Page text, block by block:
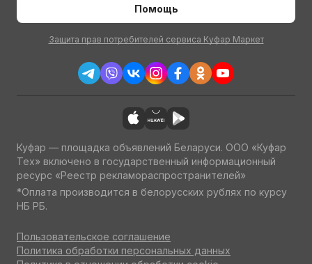
Помощь
Защита прав потребителей сервиса Куфар Маркет
Куфар — площадка объявлений Беларуси. ООО «Куфар
Тех» включено в государственный информационный
ресурс «Реестр рекламораспространителей»
*Оплата производится в белорусских рублях по курсу
НБ РБ.
Пользовательское соглашение
Политика обработки персональных данных